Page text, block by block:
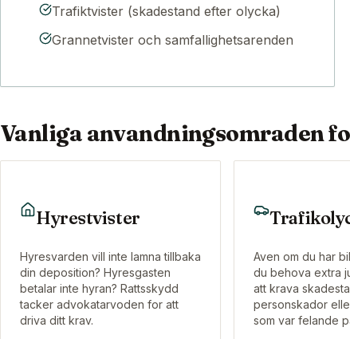
Trafiktvister (skadestand efter olycka)
Grannetvister och samfallighetsarenden
Vanliga anvandningsomraden
Hyrestvister
Hyresvarden vill inte lamna tillbaka
din deposition? Hyresgasten
betalar inte hyran? Rattsskydd
tacker advokatarvoden for att
driva ditt krav.
Aven om du har
du behova extra
att krava
personskador
som var felande